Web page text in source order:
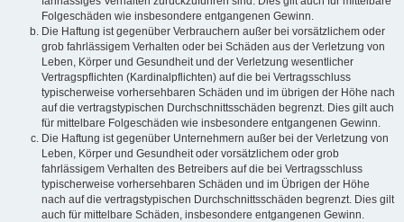
Folgeschäden wie insbesondere entgangenen Gewinn.
Die Haftung ist gegenüber Verbrauchern außer bei vorsätzlichem oder
grob fahrlässigem Verhalten oder bei Schäden aus der Verletzung von
Leben, Körper und Gesundheit und der Verletzung wesentlicher
Vertragspflichten (Kardinalpflichten) auf die bei Vertragsschluss
typischerweise vorhersehbaren Schäden und im übrigen der Höhe nach
auf die vertragstypischen Durchschnittsschäden begrenzt. Dies gilt auch
für mittelbare Folgeschäden wie insbesondere entgangenen Gewinn.
Die Haftung ist gegenüber Unternehmern außer bei der Verletzung von
Leben, Körper und Gesundheit oder vorsätzlichem oder grob
fahrlässigem Verhalten des Betreibers auf die bei Vertragsschluss
typischerweise vorhersehbaren Schäden und im Übrigen der Höhe
nach auf die vertragstypischen Durchschnittsschäden begrenzt. Dies gilt
auch für mittelbare Schäden, insbesondere entgangenen Gewinn.